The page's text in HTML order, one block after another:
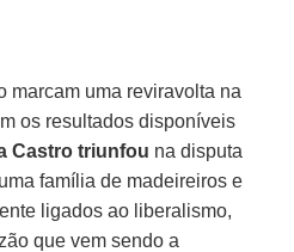
marcam uma reviravolta na
os resultados disponíveis
Castro triunfou na disputa
família de madeireiros e
ligados ao liberalismo,
que vem sendo a